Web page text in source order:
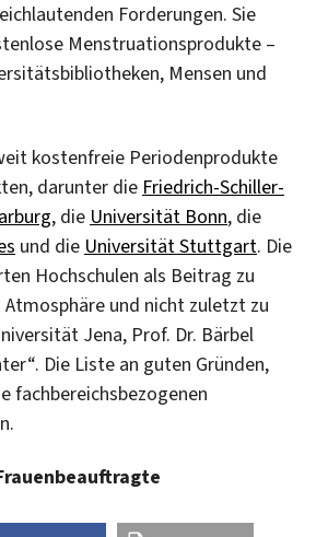
Forderungen. Sie
Menstruationsprodukte –
Mensen und
kostenfreie Periodenprodukte
darunter die Friedrich-Schiller-
, die Universität Bonn, die
und die Universität Stuttgart. Die
Hochschulen als Beitrag zu
und nicht zuletzt zu
Jena, Prof. Dr. Bärbel
Die Liste an guten Gründen,
fachbereichsbezogenen